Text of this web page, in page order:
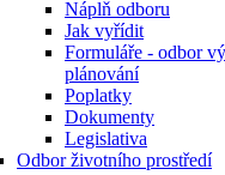
Náplň odboru
Jak vyřídit
Formuláře - odbor
plánování
Poplatky
Dokumenty
Legislativa
Odbor životního prostředí